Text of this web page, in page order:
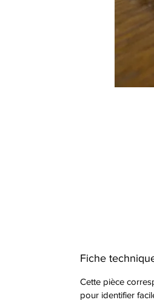
Fiche
Cette pièce
pour identifier